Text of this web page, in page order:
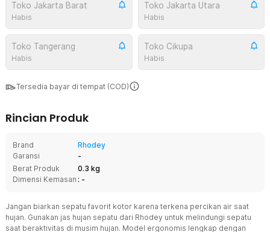
Toko Jakarta Barat
Habis
Toko Jakarta Utara
Habis
Toko Tangerang
Habis
Toko Cikupa
Habis
Tersedia bayar di tempat (COD)
Rincian Produk
Brand
Rhodey
Garansi
-
Berat Produk
0.3 kg
Dimensi Kemasan : -
Jangan biarkan sepatu favorit kotor karena terkena percikan air saat
hujan. Gunakan jas hujan sepatu dari Rhodey untuk melindungi sepatu
saat beraktivitas di musim hujan. Model ergonomis lengkap dengan